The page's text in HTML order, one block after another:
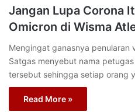
Jangan Lupa Corona
Omicron di Wisma
Mengingat ganasnya penularan
Satgas menyebut nama
tersebut sehingga setiap orang
Read More »